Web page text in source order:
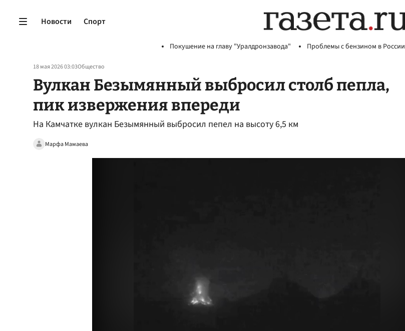
Новости Спорт
Покушение на главу "Уралдронзавода" Проблемы с бензином в России
18 мая 2026 03:03Общество
Вулкан Безымянный выбросил столб пепла,
пик извержения впереди
На Камчатке вулкан Безымянный выбросил пепел на высоту 6,5 км
Марфа Мамаева